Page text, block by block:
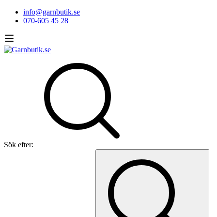
info@garnbutik.se
070-605 45 28
Sök efter: